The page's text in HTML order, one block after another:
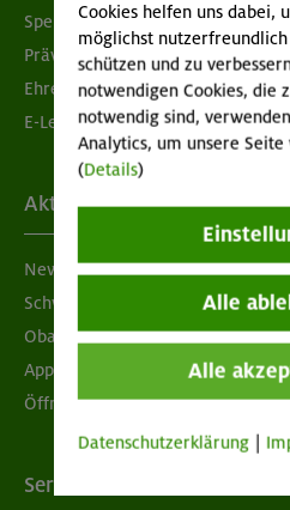
Spenden
Prävention sexualisierter Gewalt
Ehrenamtsbörse
E-Learning
Aktuelles
Newsletter
Schwarzes Brett
Obacht geben!
App "Mein DAV+"
Öffnungszeiten
Services
Cookies helfen uns dabei,
möglichst
schützen und zu
notwendigen Cookies, die
notwendig sind,
Analytics, um unsere
(Details)
Alle
Alle
Datenschutzerklärung